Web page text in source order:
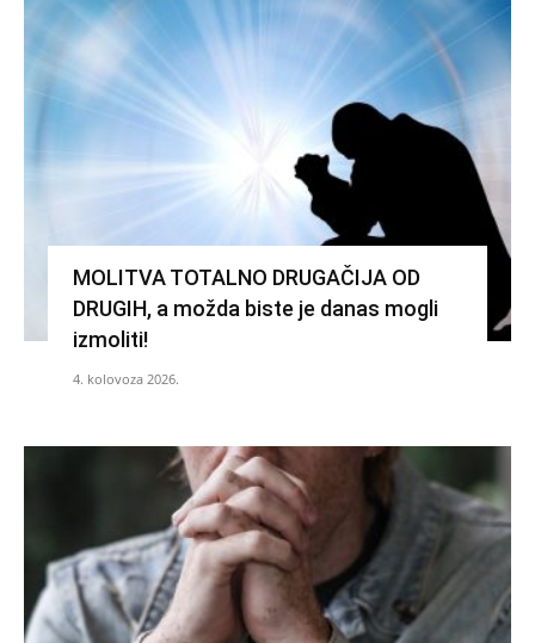
MOLITVA TOTALNO DRUGAČIJA OD
DRUGIH, a možda biste je danas mogli
izmoliti!
4. kolovoza 2026.